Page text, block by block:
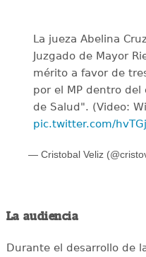
La jueza Abelina
Juzgado de Mayor
mérito a favor de
por el MP dentro del
de Salud". (Video:
pic.twitter.com/
— Cristobal Veliz
La audiencia
Durante el desarrollo de